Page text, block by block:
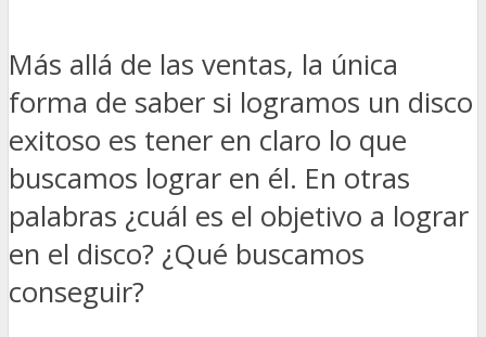
Más allá de las ventas, la única
forma de saber si logramos un disco
exitoso es tener en claro lo que
buscamos lograr en él. En otras
palabras ¿cuál es el objetivo a lograr
en el disco? ¿Qué buscamos
conseguir?